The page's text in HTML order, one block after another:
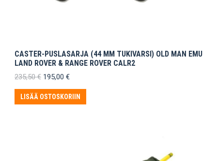
CASTER-PUSLASARJA (44 MM TUKIVARSI) OLD MAN EMU
LAND ROVER & RANGE ROVER CALR2
235,50€ Alkuperäinen
oli:
235,50 €.
195,00 €Nykyinen
on:
195,00 €.
LISÄÄ OSTOSKORIIN